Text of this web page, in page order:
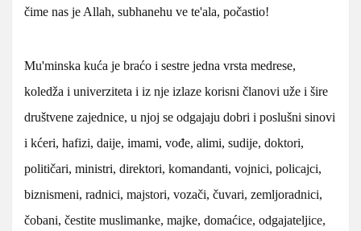
čime nas je Allah, subhanehu ve te'ala, počastio!
Mu'minska kuća je braćo i sestre jedna vrsta medrese,
koledža i univerziteta i iz nje izlaze korisni članovi uže i šire
društvene zajednice, u njoj se odgajaju dobri i poslušni sinovi
i kćeri, hafizi, daije, imami, vođe, alimi, sudije, doktori,
političari, ministri, direktori, komandanti, vojnici, policajci,
biznismeni, radnici, majstori, vozači, čuvari, zemljoradnici,
čobani, čestite muslimanke, majke, domaćice, odgajateljice,